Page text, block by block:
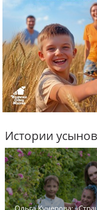
Истории
Ольга Кучерова: